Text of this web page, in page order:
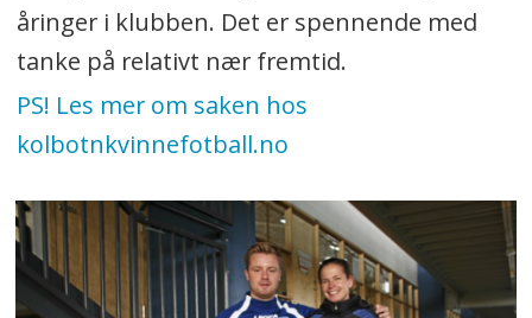
åringer i klubben. Det er spennende med
tanke på relativt nær fremtid.
PS! Les mer om saken hos
kolbotnkvinnefotball.no